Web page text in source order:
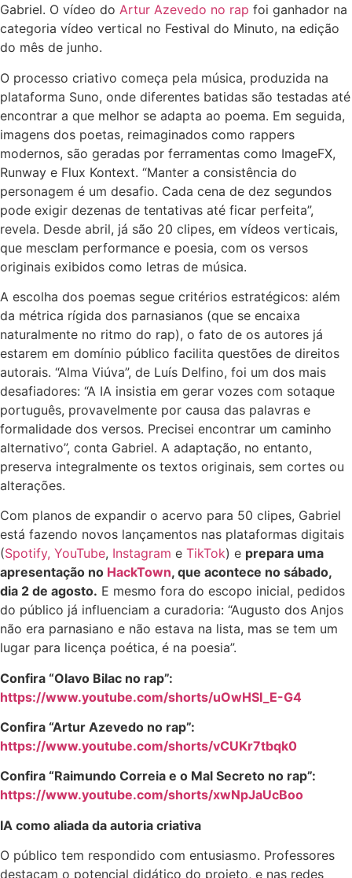
Gabriel. O vídeo do Artur Azevedo no rap foi ganhador na
categoria vídeo vertical no Festival do Minuto, na edição
do mês de junho.
O processo criativo começa pela música, produzida na
plataforma Suno, onde diferentes batidas são testadas até
encontrar a que melhor se adapta ao poema. Em seguida,
imagens dos poetas, reimaginados como rappers
modernos, são geradas por ferramentas como ImageFX,
Runway e Flux Kontext. “Manter a consistência do
personagem é um desafio. Cada cena de dez segundos
pode exigir dezenas de tentativas até ficar perfeita”,
revela. Desde abril, já são 20 clipes, em vídeos verticais,
que mesclam performance e poesia, com os versos
originais exibidos como letras de música.
A escolha dos poemas segue critérios estratégicos: além
da métrica rígida dos parnasianos (que se encaixa
naturalmente no ritmo do rap), o fato de os autores já
estarem em domínio público facilita questões de direitos
autorais. “Alma Viúva”, de Luís Delfino, foi um dos mais
desafiadores: “A IA insistia em gerar vozes com sotaque
português, provavelmente por causa das palavras e
formalidade dos versos. Precisei encontrar um caminho
alternativo”, conta Gabriel. A adaptação, no entanto,
preserva integralmente os textos originais, sem cortes ou
alterações.
Com planos de expandir o acervo para 50 clipes, Gabriel
está fazendo novos lançamentos nas plataformas digitais
(Spotify, YouTube, Instagram e TikTok) e prepara uma
apresentação no HackTown, que acontece no sábado,
dia 2 de agosto. E mesmo fora do escopo inicial, pedidos
do público já influenciam a curadoria: “Augusto dos Anjos
não era parnasiano e não estava na lista, mas se tem um
lugar para licença poética, é na poesia”.
Confira “Olavo Bilac no rap”:
https://www.youtube.com/shorts/uOwHSI_E-G4
Confira “Artur Azevedo no rap”:
https://www.youtube.com/shorts/vCUKr7tbqk0
Confira “Raimundo Correia e o Mal Secreto no rap”:
https://www.youtube.com/shorts/xwNpJaUcBoo
IA como aliada da autoria criativa
O público tem respondido com entusiasmo. Professores
destacam o potencial didático do projeto, e nas redes